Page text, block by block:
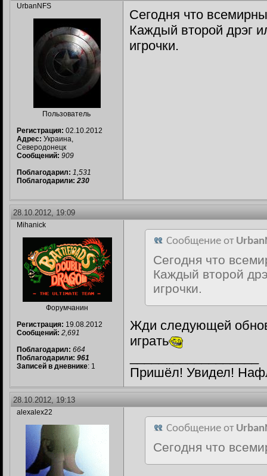
UrbanNFS
Пользователь
Регистрация: 02.10.2012
Адрес: Украина,
Северодонецк
Сообщений: 909
Поблагодарил: 1,531
Поблагодарили: 230
Сегодня что
Каждый второй дрэг
игрочки.
28.10.2012, 19:09
Mihanick
Форумчанин
Регистрация: 19.08.2012
Сообщений: 2,691
Поблагодарил: 664
Поблагодарили: 961
Записей в дневнике: 1
Сообщение от
Сегодня что
Каждый второй
игрочки.
Жди следующей
играть
Пришёл! Увидел!
28.10.2012, 19:13
alexalex22
Сообщение от
Сегодня что